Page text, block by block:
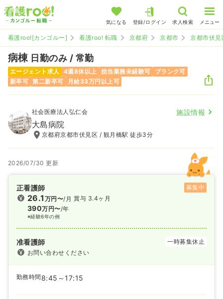
気になる 登録/ログイン 求人検索 メニュー
看護roo![カンゴルー] 看護roo! 転職 京都府 京都市 京都市伏見
病棟 日勤のみ / 常勤
エージェント求人 4週8休以上 担当業務未経験可
ブランク可
新卒可 第二新卒可 月給33万円以上可
社会医療法人弘仁会 施設情報
大島病院
京都府京都市伏見区 / 観月橋駅 徒歩3分
2026/07/30 更新
正看護師 募集中
26.1 万円〜/月
390万円〜/年
※経験6年の例
賞与 3.4ヶ月
准看護師
一時募集休止
お問い合わせください
勤務時間 8:45～17:15